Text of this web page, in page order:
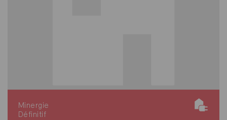
Minergie
Définitif